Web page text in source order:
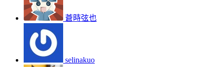
蒼時弦也
selinakuo